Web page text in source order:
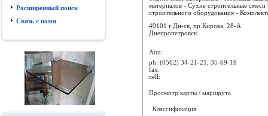
Расширенный поиск
Связь с нами
материалов - Сухие строительные смеси
строительного оборудования -
49101 г.Дн-ск, пр.Кирова, 28-А
Днепропетровск
Attn:
ph: (0562) 34-21-21, 35-69-19
fax:
cell:
Просмотр карты / маршрута
Классификация